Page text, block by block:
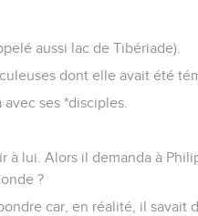
aussi lac de Tibériade).
dont elle avait été
avec ses *disciples.
à lui. Alors il demanda à
?
car, en réalité, il savait